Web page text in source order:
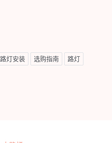
路灯安装 选购指南 路灯